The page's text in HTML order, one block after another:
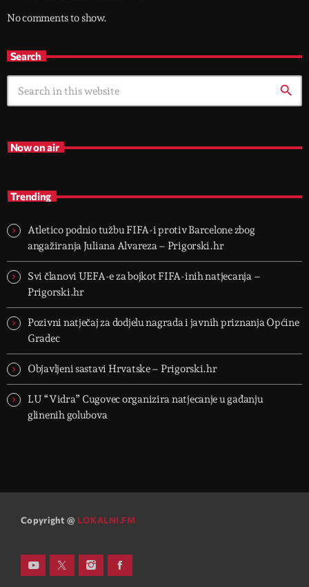
No comments to show.
Search
search
Now on air
Trending
Atletico podnio tužbu FIFA-i protiv Barcelone zbog
angažiranja Juliana Alvareza – Prigorski.hr
Svi članovi UEFA-e za bojkot FIFA-inih natjecanja –
Prigorski.hr
Pozivni natječaj za dodjelu nagrada i javnih priznanja Općine
Gradec
Objavljeni sastavi Hrvatske – Prigorski.hr
LU “Vidra” Cugovec organizira natjecanje u gađanju
glinenih golubova
Copyright @ LOKALNI.FM